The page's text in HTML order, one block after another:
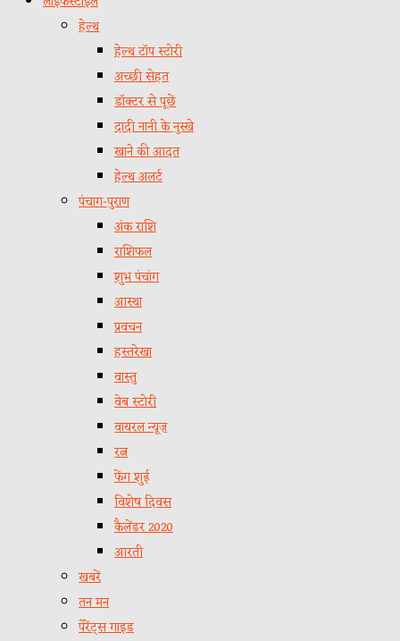
हेल्थ
हेल्थ टॉप स्टोरी
अच्छी सेहत
डॉक्टर से पूछें
दादी नानी के नुस्खे
खाने की आदत
हेल्थ अलर्ट
पंचाग-पुराण
अंक राशि
राशिफल
शुभ पंचांग
आस्था
प्रवचन
हस्तरेखा
वास्तु
वेब स्टोरी
वायरल न्यूज़
रत्न
फेंग शुई
विशेष दिवस
कैलेंडर 2020
आरती
खबरें
तन मन
पेरेंट्स गाइड